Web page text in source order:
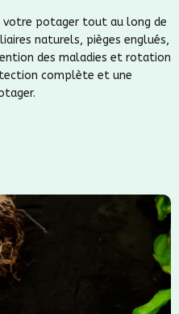
potager tout au long de
naturels, pièges englués,
des maladies et rotation
complète et une